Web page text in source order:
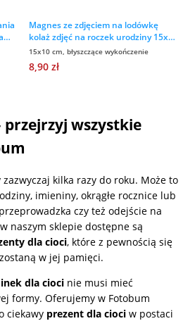
Magnes ze zdjęciem na lodówkę
kolaż zdjęć na roczek urodziny 15x10
cm
15x10 cm, błyszczące wykończenie
8,90 zł
przejrzyj wszystkie
zazwyczaj kilka razy do roku. Może to
imieniny, okrągłe rocznice lub
czy też odejście na
naszym sklepie dostępne są
dla cioci, które z pewnością się
w jej pamięci.
dla cioci nie musi mieć
formy. Oferujemy w Fotobum
ciekawy prezent dla cioci w postaci